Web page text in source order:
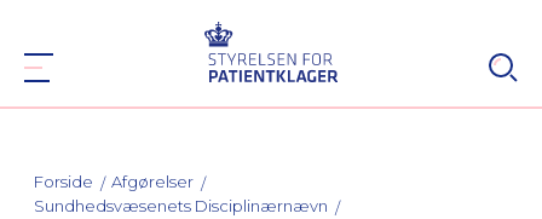
Forside
Afgørelser
Sundhedsvæsenets Disciplinærnævn